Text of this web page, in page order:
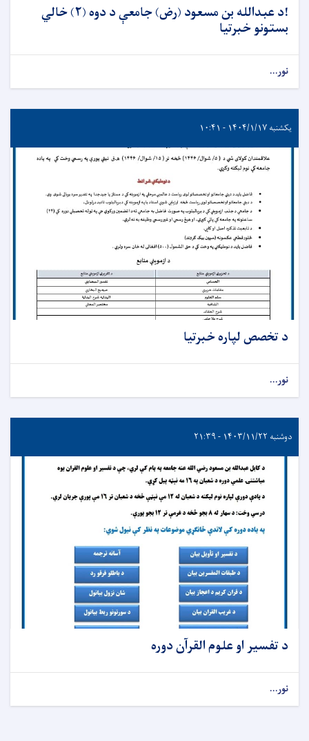
!د عبدالله بن مسعود (رض) جامعې د دوه (۲) خالي
بستونو خبرتیا
نور...
یکشنبه ۱۴۰۴/۱/۱۷ - ۱۰:۴۱
د تخصص لپاره خبرتیا
نور...
دوشنبه ۱۴۰۳/۱۱/۲۲ - ۲۱:۳۹
د تفسیر او علوم القرآن دوره
نور...